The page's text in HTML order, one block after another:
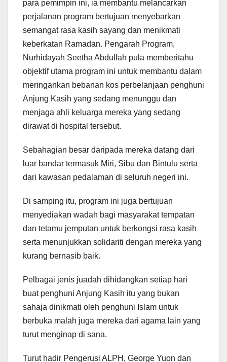
para pemimpin ini, ia membantu melancarkan
perjalanan program bertujuan menyebarkan
semangat rasa kasih sayang dan menikmati
keberkatan Ramadan. Pengarah Program,
Nurhidayah Seetha Abdullah pula memberitahu
objektif utama program ini untuk membantu dalam
meringankan bebanan kos perbelanjaan penghuni
Anjung Kasih yang sedang menunggu dan
menjaga ahli keluarga mereka yang sedang
dirawat di hospital tersebut.
Sebahagian besar daripada mereka datang dari
luar bandar termasuk Miri, Sibu dan Bintulu serta
dari kawasan pedalaman di seluruh negeri ini.
Di samping itu, program ini juga bertujuan
menyediakan wadah bagi masyarakat tempatan
dan tetamu jemputan untuk berkongsi rasa kasih
serta menunjukkan solidariti dengan mereka yang
kurang bernasib baik.
Pelbagai jenis juadah dihidangkan setiap hari
buat penghuni Anjung Kasih itu yang bukan
sahaja dinikmati oleh penghuni Islam untuk
berbuka malah juga mereka dari agama lain yang
turut menginap di sana.
Turut hadir Pengerusi ALPH, George Yuon dan